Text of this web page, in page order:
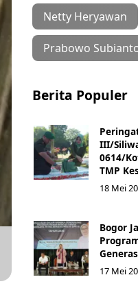
Netty Heryawan
Prabowo
Berita Populer
III/
0614/
TMP
18 Mei
Bogor
17 Mei